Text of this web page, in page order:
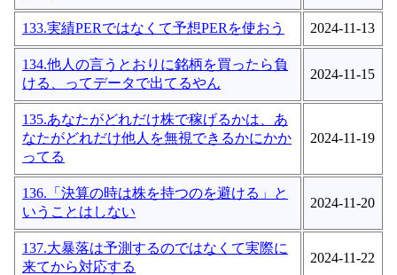
133.実績PERではなくて予想PERを使おう 2024-11-13
134.他人の言うとおりに銘柄を買ったら負
ける、ってデータで出てるやん
2024-11-15
135.あなたがどれだけ株で稼げるかは、あ
なたがどれだけ他人を無視できるかにかか
ってる
2024-11-19
136.「決算の時は株を持つのを避ける」と
いうことはしない
2024-11-20
137.大暴落は予測するのではなくて実際に
来てから対応する
2024-11-22